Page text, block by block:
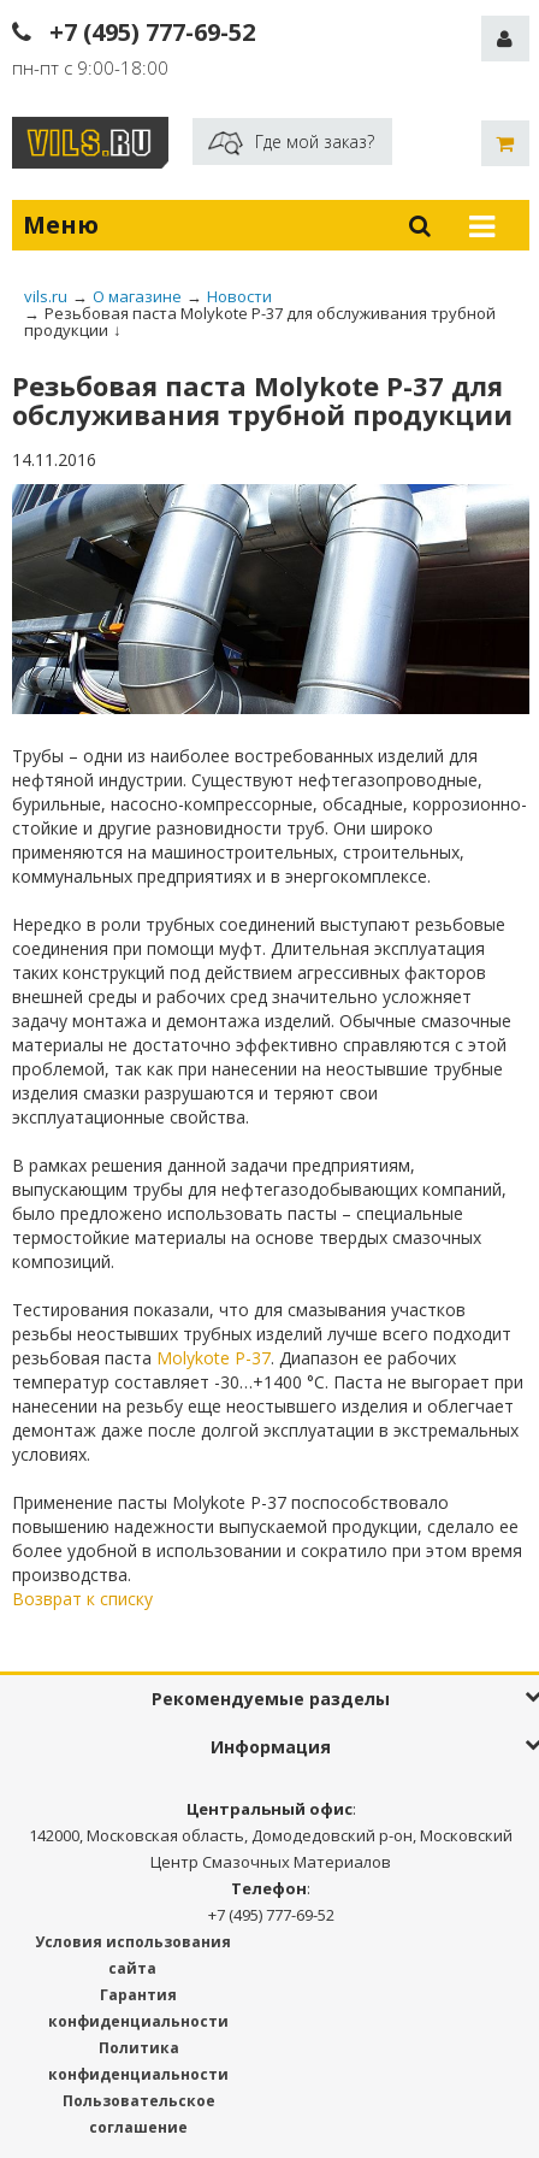
+7 (495) 777-69-52
пн-пт с 9:00-18:00
Где мой заказ?
Меню
vils.ru → О магазине → Новости
→ Резьбовая паста Molykote P-37 для обслуживания трубной
продукции ↓
Резьбовая паста Molykote P-37 для
обслуживания трубной продукции
14.11.2016
Трубы – одни из наиболее востребованных изделий для
нефтяной индустрии. Существуют нефтегазопроводные,
бурильные, насосно-компрессорные, обсадные, коррозионно-
стойкие и другие разновидности труб. Они широко
применяются на машиностроительных, строительных,
коммунальных предприятиях и в энергокомплексе.
Нередко в роли трубных соединений выступают резьбовые
соединения при помощи муфт. Длительная эксплуатация
таких конструкций под действием агрессивных факторов
внешней среды и рабочих сред значительно усложняет
задачу монтажа и демонтажа изделий. Обычные смазочные
материалы не достаточно эффективно справляются с этой
проблемой, так как при нанесении на неостывшие трубные
изделия смазки разрушаются и теряют свои
эксплуатационные свойства.
В рамках решения данной задачи предприятиям,
выпускающим трубы для нефтегазодобывающих компаний,
было предложено использовать пасты – специальные
термостойкие материалы на основе твердых смазочных
композиций.
Тестирования показали, что для смазывания участков
резьбы неостывших трубных изделий лучше всего подходит
резьбовая паста Molykote P-37. Диапазон ее рабочих
температур составляет -30…+1400 °C. Паста не выгорает при
нанесении на резьбу еще неостывшего изделия и облегчает
демонтаж даже после долгой эксплуатации в экстремальных
условиях.
Применение пасты Molykote P-37 поспособствовало
повышению надежности выпускаемой продукции, сделало ее
более удобной в использовании и сократило при этом время
производства.
Возврат к списку
Рекомендуемые разделы
Информация
Центральный офис:
142000, Московская область, Домодедовский р-он, Московский
Центр Смазочных Материалов
Телефон:
+7 (495) 777-69-52
Условия использования
сайта
Гарантия
конфиденциальности
Политика
конфиденциальности
Пользовательское
соглашение